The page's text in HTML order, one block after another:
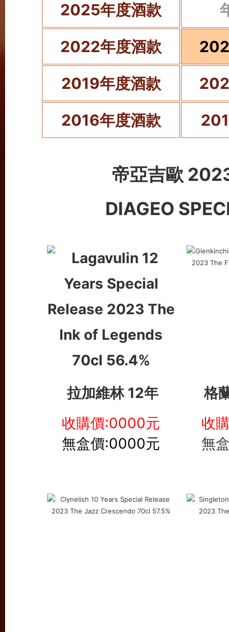
2025年度酒款
2022年度酒款
2019年度酒款
2016年度酒款
帝亞吉歐
DIAGEO
拉加維林 12年
格
收購價:0000元
無盒價:0000元
收
無